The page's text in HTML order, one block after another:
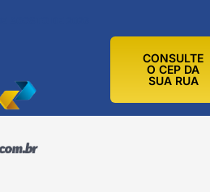
CONSULTE
O CEP DA
SUA RUA